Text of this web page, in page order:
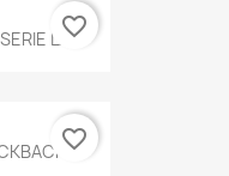
LA...
favorite_border
favorite_border